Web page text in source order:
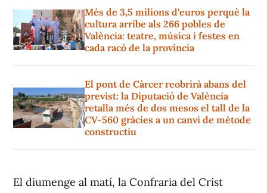
Més de 3,5 milions d'euros perquè la
cultura arribe als 266 pobles de
València: teatre, música i festes en
cada racó de la província
El pont de Càrcer reobrirà abans del
previst: la Diputació de València
retalla més de dos mesos el tall de la
CV-560 gràcies a un canvi de mètode
constructiu
El diumenge al matí, la Confraria del Crist